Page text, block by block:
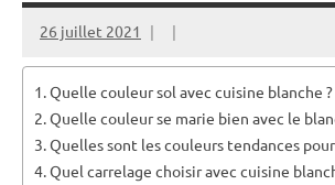
26 juillet 2021
Quelle couleur sol avec cuisine blanche ?
Quelle couleur se marie bien avec le
Quelles sont les couleurs tendances
Quel carrelage choisir avec cuisine